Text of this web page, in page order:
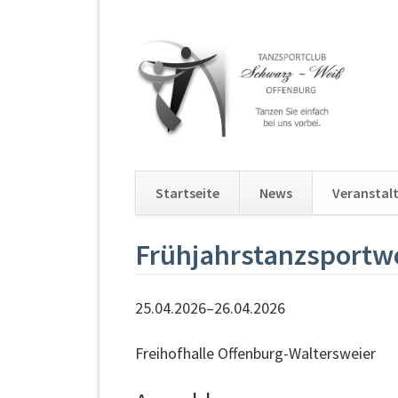
Startseite News
überspringen
25.04.2026–26.04.2026
Freihofhalle Offenburg-Waltersweier